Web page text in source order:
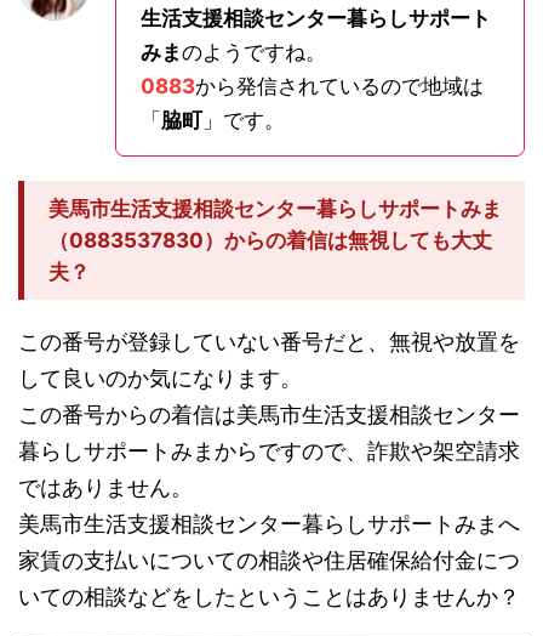
生活支援相談センター暮らしサポート
みまのようですね。
0883から発信されているので地域は
「 脇町」です。
美馬市生活支援相談センター暮らしサポートみま
（0883537830）からの着信は無視しても大丈
夫？
この番号が登録していない番号だと、無視や放置を
して良いのか気になります。
この番号からの着信は美馬市生活支援相談センター
暮らしサポートみまからですので、詐欺や架空請求
ではありません。
美馬市生活支援相談センター暮らしサポートみまへ
家賃の支払いについての相談や住居確保給付金につ
いての相談などをしたということはありませんか？